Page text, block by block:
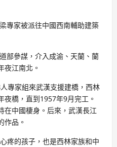
專家被派往中國西南輔助建築
部參謀，介入成渝、天蘭、蘭
夜江南北。
專家組來武漢支援建橋，西林
橋，直到1957年9月完工。
在中國棲身。后來，武漢長江
作品。
疼的孩子，也是西林家族和中